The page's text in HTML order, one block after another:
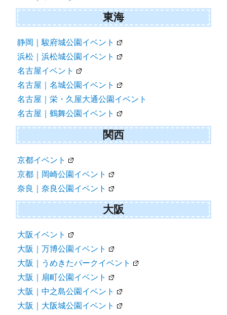
東海
静岡｜駿府城公園イベント
浜松｜浜松城公園イベント
名古屋イベント
名古屋｜名城公園イベント
名古屋｜栄・久屋大通公園イベント
名古屋｜鶴舞公園イベント
関西
京都イベント
京都｜岡崎公園イベント
奈良｜奈良公園イベント
大阪
大阪イベント
大阪｜万博公園イベント
大阪｜うめきたパークイベント
大阪｜扇町公園イベント
大阪｜中之島公園イベント
大阪｜大阪城公園イベント